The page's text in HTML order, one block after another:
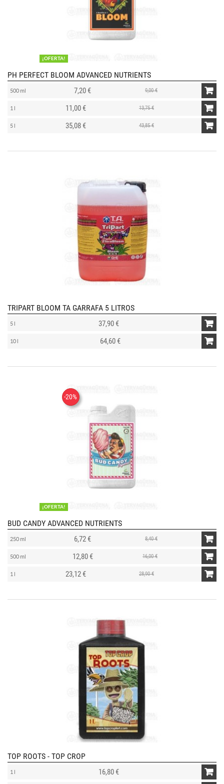
¡OFERTA!
PH PERFECT BLOOM ADVANCED NUTRIENTS
500 ml 7,20 € 9,00 €
1 l 11,00 € 13,75 €
5 l 35,08 € 43,85 €
TRIPART BLOOM TA GARRAFA 5 LITROS
5 l 37,90 €
10 l 64,60 €
-20%
¡OFERTA!
BUD CANDY ADVANCED NUTRIENTS
250 ml 6,72 € 8,40 €
500 ml 12,80 € 16,00 €
1 l 23,12 € 28,90 €
TOP ROOTS - TOP CROP
1 l 16,80 €